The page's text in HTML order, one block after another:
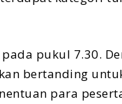
pukul 7.30.
bertanding
para